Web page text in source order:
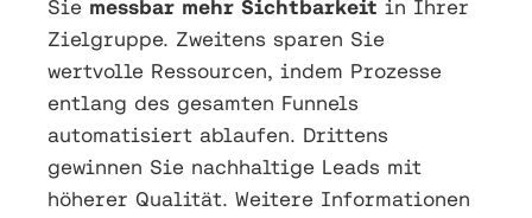
Sie messbar mehr Sichtbarkeit in Ihrer
Zielgruppe. Zweitens sparen Sie
wertvolle Ressourcen, indem Prozesse
entlang des gesamten Funnels
automatisiert ablaufen. Drittens
gewinnen Sie nachhaltige Leads mit
höherer Qualität. Weitere Informationen